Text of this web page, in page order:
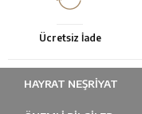
Ücretsiz İade
HAYRAT NEŞRIYAT